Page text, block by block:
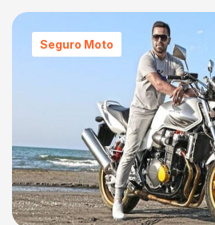
raios, queda de árvores,
sentido, é lógico pensar que
imprevistos com o carro a todo
pode parar no meio da estrada,
Seguro Moto